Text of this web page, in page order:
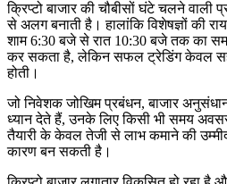
क्रिप्टो बाजार की चौबीसों घंटे चलने वाली
से अलग बनाती है। हालांकि विशेषज्ञों की
शाम 6:30 बजे से रात 10:30 बजे तक का
कर सकता है, लेकिन सफल ट्रेडिंग केवल
होती।
जो निवेशक जोखिम प्रबंधन, बाजार
ध्यान देते हैं, उनके लिए किसी भी समय
तैयारी के केवल तेजी से लाभ कमाने की
कारण बन सकती है।